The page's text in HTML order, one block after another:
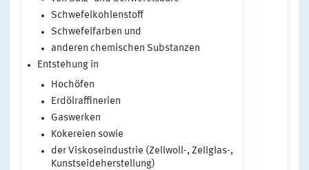
Schwefelkohlenstoff
Schwefelfarben und
anderen chemischen Substanzen
Entstehung in
Hochöfen
Erdölraffinerien
Gaswerken
Kokereien sowie
der Viskoseindustrie (Zellwoll-, Zellglas-,
Kunstseideherstellung)